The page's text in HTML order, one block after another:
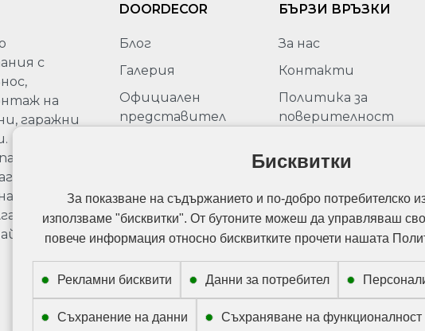
с
на
гаражни
се
на
и
DOORDECOR
Блог
Галерия
Официален
представител
БЪРЗИ ВРЪЗКИ
За нас
Контакти
Политика за
поверителност
личните данни
„бисквитки“
Бисквитки
За показване на съдържанието и по-добро потребителско
използваме "бисквитки". От бутоните можеш да управляваш
повече информация относно бисквитките прочети нашата
Рекламни бисквити Данни за потребител
Съхранение на данни Съхраняване на функционалност